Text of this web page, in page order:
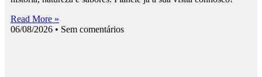
Read More »
06/08/2026
Sem comentários